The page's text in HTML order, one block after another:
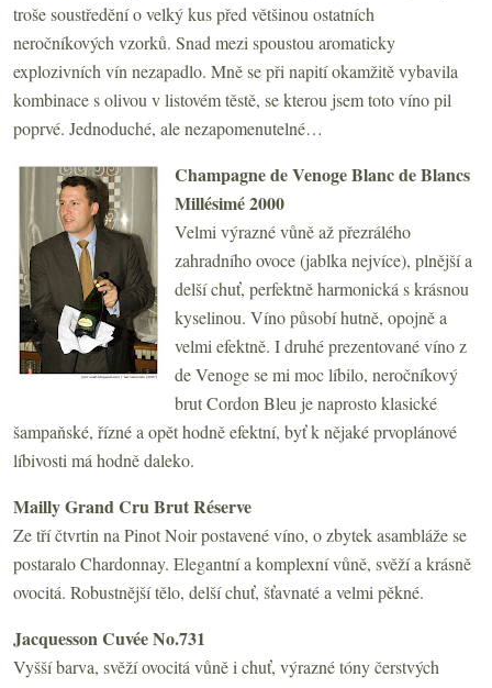
troše soustředění o velký kus před většinou ostatních
neročníkových vzorků. Snad mezi spoustou aromaticky
explozivních vín nezapadlo. Mně se při napití okamžitě vybavila
kombinace s olivou v listovém těstě, se kterou jsem toto víno pil
poprvé. Jednoduché, ale nezapomenutelné…
Champagne de Venoge Blanc de Blancs
Millésimé 2000
Velmi výrazné vůně až přezrálého
zahradního ovoce (jablka nejvíce), plnější a
delší chuť, perfektně harmonická s krásnou
kyselinou. Víno působí hutně, opojně a
velmi efektně. I druhé prezentované víno z
de Venoge se mi moc líbilo, neročníkový
brut Cordon Bleu je naprosto klasické
šampaňské, řízné a opět hodně efektní, byť k nějaké prvoplánové
líbivosti má hodně daleko.
Mailly Grand Cru Brut Réserve
Ze tří čtvrtin na Pinot Noir postavené víno, o zbytek asambláže se
postaralo Chardonnay. Elegantní a komplexní vůně, svěží a krásně
ovocitá. Robustnější tělo, delší chuť, šťavnaté a velmi pěkné.
Jacquesson Cuvée No.731
Vyšší barva, svěží ovocitá vůně i chuť, výrazné tóny čerstvých